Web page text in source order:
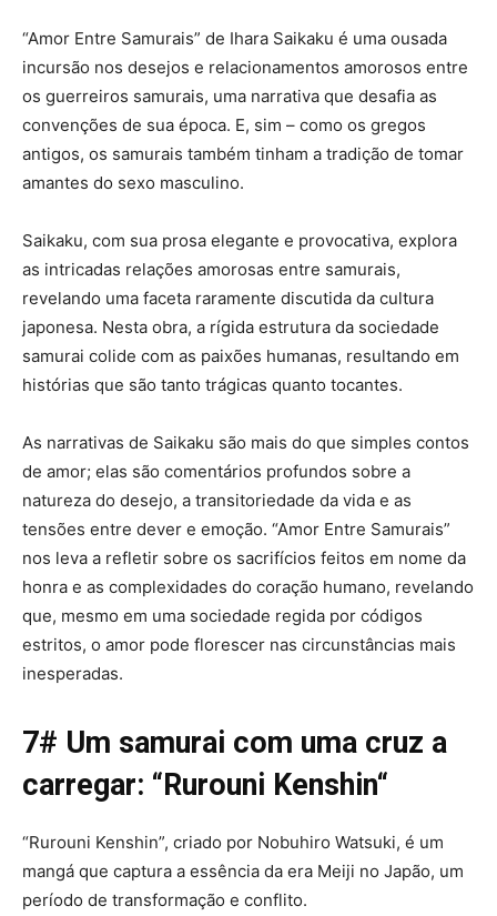
“Amor Entre Samurais” de Ihara Saikaku é uma ousada
incursão nos desejos e relacionamentos amorosos entre
os guerreiros samurais, uma narrativa que desafia as
convenções de sua época. E, sim – como os gregos
antigos, os samurais também tinham a tradição de tomar
amantes do sexo masculino.
Saikaku, com sua prosa elegante e provocativa, explora
as intricadas relações amorosas entre samurais,
revelando uma faceta raramente discutida da cultura
japonesa. Nesta obra, a rígida estrutura da sociedade
samurai colide com as paixões humanas, resultando em
histórias que são tanto trágicas quanto tocantes.
As narrativas de Saikaku são mais do que simples contos
de amor; elas são comentários profundos sobre a
natureza do desejo, a transitoriedade da vida e as
tensões entre dever e emoção. “Amor Entre Samurais”
nos leva a refletir sobre os sacrifícios feitos em nome da
honra e as complexidades do coração humano, revelando
que, mesmo em uma sociedade regida por códigos
estritos, o amor pode florescer nas circunstâncias mais
inesperadas.
7# Um samurai com uma cruz a
carregar: “Rurouni Kenshin“
“Rurouni Kenshin”, criado por Nobuhiro Watsuki, é um
mangá que captura a essência da era Meiji no Japão, um
período de transformação e conflito.